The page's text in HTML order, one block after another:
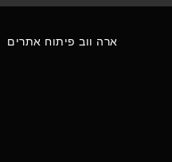
ארה ווב פיתוח אתרים